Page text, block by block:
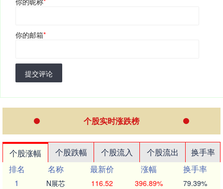
你的邮箱*
提交评论
个股实时涨跌榜
个股涨幅 个股跌幅 个股流入 个股流出
换手率
排名
名称 最新价 涨幅
换手率
1
N展芯 116.52 396.89% 79.39%